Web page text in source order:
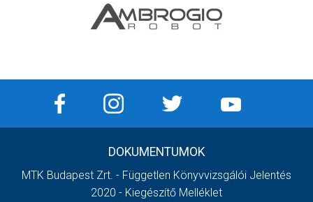
DOKUMENTUMOK
MTK Budapest Zrt. - Független Könyvvizsgálói Jelentés
2020 - Kiegészítő Melléklet